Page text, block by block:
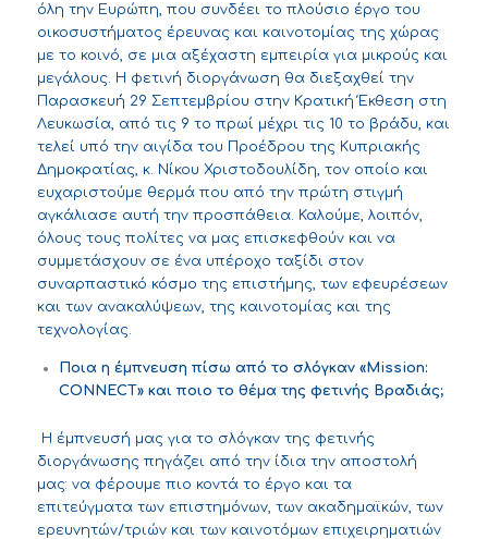
όλη την Ευρώπη, που συνδέει το πλούσιο έργο του
οικοσυστήματος έρευνας και καινοτομίας της χώρας
με το κοινό, σε μια αξέχαστη εμπειρία για μικρούς και
μεγάλους. Η φετινή διοργάνωση θα διεξαχθεί την
Παρασκευή 29 Σεπτεμβρίου στην Κρατική Έκθεση στη
Λευκωσία, από τις 9 το πρωί μέχρι τις 10 το βράδυ, και
τελεί υπό την αιγίδα του Προέδρου της Κυπριακής
Δημοκρατίας, κ. Νίκου Χριστοδουλίδη, τον οποίο και
ευχαριστούμε θερμά που από την πρώτη στιγμή
αγκάλιασε αυτή την προσπάθεια. Καλούμε, λοιπόν,
όλους τους πολίτες να μας επισκεφθούν και να
συμμετάσχουν σε ένα υπέροχο ταξίδι στον
συναρπαστικό κόσμο της επιστήμης, των εφευρέσεων
και των ανακαλύψεων, της καινοτομίας και της
τεχνολογίας.
Ποια η έμπνευση πίσω από το σλόγκαν «Mission:
CONNECT» και ποιο το θέμα της φετινής Βραδιάς;
Η έμπνευσή μας για το σλόγκαν της φετινής
διοργάνωσης πηγάζει από την ίδια την αποστολή
μας: να φέρουμε πιο κοντά το έργο και τα
επιτεύγματα των επιστημόνων, των ακαδημαϊκών, των
ερευνητών/τριών και των καινοτόμων επιχειρηματιών